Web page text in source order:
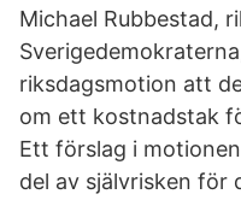
Michael Rubbestad,
riksdagsmotion att
om ett kostnadstak
Ett förslag i
del av självrisken för